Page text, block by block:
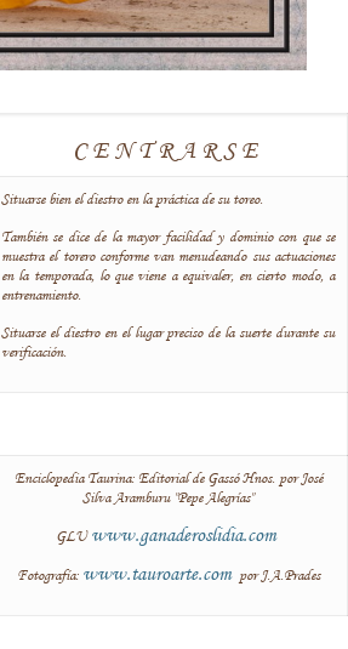
CENTRARSE
Situarse bien el diestro en la práctica de su toreo.
También se dice de la mayor facilidad y dominio con que se
muestra el torero conforme van menudeando sus actuaciones
en la temporada, lo que viene a equivaler, en cierto modo, a
entrenamiento.
Situarse el diestro en el lugar preciso de la suerte durante su
verificación.
Enciclopedia Taurina: Editorial de Gassó Hnos. por José
Silva Aramburu "Pepe Alegrías"
GLU www.ganaderoslidia.com
Fotografía: www.tauroarte.compor J.A.Prades